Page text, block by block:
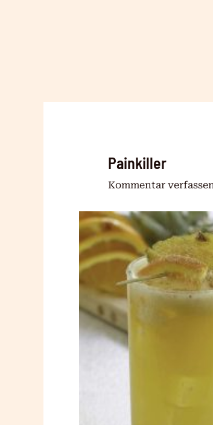
Painkiller
Kommentar